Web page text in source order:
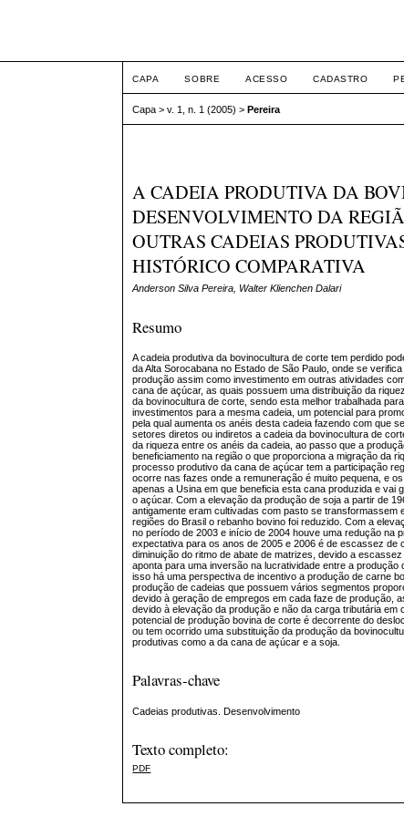
CAPA SOBRE ACESSO CADASTRO
Capa >v. 1, n. 1 (2005) >Pereira
A CADEIA PRODUTIVA DA
DESENVOLVIMENTO DA
OUTRAS CADEIAS
HISTÓRICO COMPARATIVA
Anderson Silva Pereira, Walter Klienchen Dalari
Resumo
A cadeia produtiva da bovinocultura de corte tem perdido
da Alta Sorocabana no Estado de São Paulo, onde se
produção assim como investimento em outras atividades
cana de açúcar, as quais possuem uma distribuição da
da bovinocultura de corte, sendo esta melhor trabalhada
investimentos para a mesma cadeia, um potencial para
pela qual aumenta os anéis desta cadeia fazendo com que
setores diretos ou indiretos a cadeia da bovinocultura de
da riqueza entre os anéis da cadeia, ao passo que a
beneficiamento na região o que proporciona a migração da
processo produtivo da cana de açúcar tem a participação
ocorre nas fazes onde a remuneração é muito pequena, e
apenas a Usina em que beneficia esta cana produzida e vai
o açúcar. Com a elevação da produção de soja a partir de
antigamente eram cultivadas com pasto se transformassem
regiões do Brasil o rebanho bovino foi reduzido. Com a
no período de 2003 e início de 2004 houve uma redução na
expectativa para os anos de 2005 e 2006 é de escassez de
diminuição do ritmo de abate de matrizes, devido a
aponta para uma inversão na lucratividade entre a
isso há uma perspectiva de incentivo a produção de carne
produção de cadeias que possuem vários segmentos
devido à geração de empregos em cada faze de produção,
devido à elevação da produção e não da carga tributária em
potencial de produção bovina de corte é decorrente do
ou tem ocorrido uma substituição da produção da
produtivas como a da cana de açúcar e a soja.
Palavras-chave
Cadeias produtivas. Desenvolvimento
Texto completo:
PDF